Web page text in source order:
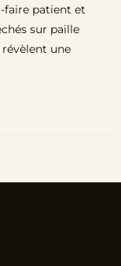
faire patient et
sur paille
une